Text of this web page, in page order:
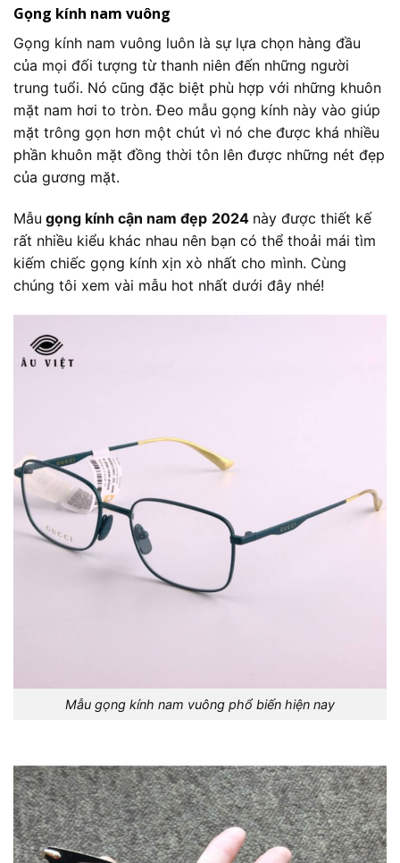
Gọng kính nam vuông
Gọng kính nam vuông luôn là sự lựa chọn hàng đầu
của mọi đối tượng từ thanh niên đến những người
trung tuổi. Nó cũng đặc biệt phù hợp với những khuôn
mặt nam hơi to tròn. Đeo mẫu gọng kính này vào giúp
mặt trông gọn hơn một chút vì nó che được khá nhiều
phần khuôn mặt đồng thời tôn lên được những nét đẹp
của gương mặt.
Mẫu gọng kính cận nam đẹp 2024 này được thiết kế
rất nhiều kiểu khác nhau nên bạn có thể thoải mái tìm
kiếm chiếc gọng kính xịn xò nhất cho mình. Cùng
chúng tôi xem vài mẫu hot nhất dưới đây nhé!
Mẫu gọng kính nam vuông phổ biến hiện nay